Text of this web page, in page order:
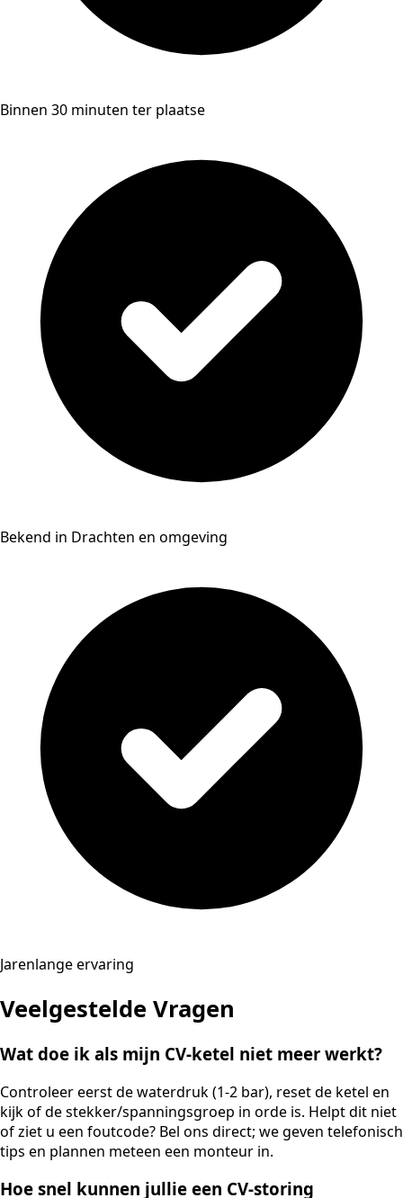
Binnen 30 minuten ter plaatse
Bekend in Drachten en omgeving
Jarenlange ervaring
Veelgestelde Vragen
Wat doe ik als mijn CV-ketel niet meer werkt?
Controleer eerst de waterdruk (1-2 bar), reset de ketel en
kijk of de stekker/spanningsgroep in orde is. Helpt dit niet
of ziet u een foutcode? Bel ons direct; we geven telefonisch
tips en plannen meteen een monteur in.
Hoe snel kunnen jullie een CV-storing